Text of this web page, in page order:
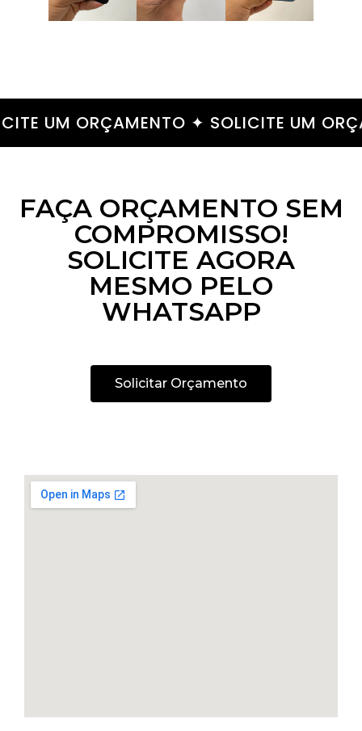
UM ORÇAMENTO ✦ SOLICITE UM
FAÇA ORÇAMENTO SEM
COMPROMISSO!
SOLICITE AGORA
MESMO PELO
WHATSAPP
Solicitar Orçamento